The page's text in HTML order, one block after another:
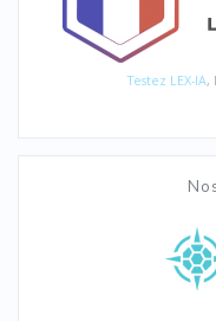
Testez LEX-IA,